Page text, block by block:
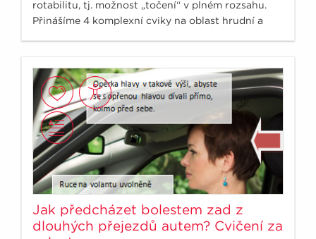
rotabilitu, tj. možnost „točení“ v plném rozsahu.
Přinášíme 4 komplexní cviky na oblast hrudní a
Jak předcházet bolestem zad z
dlouhých přejezdů autem? Cvičení za